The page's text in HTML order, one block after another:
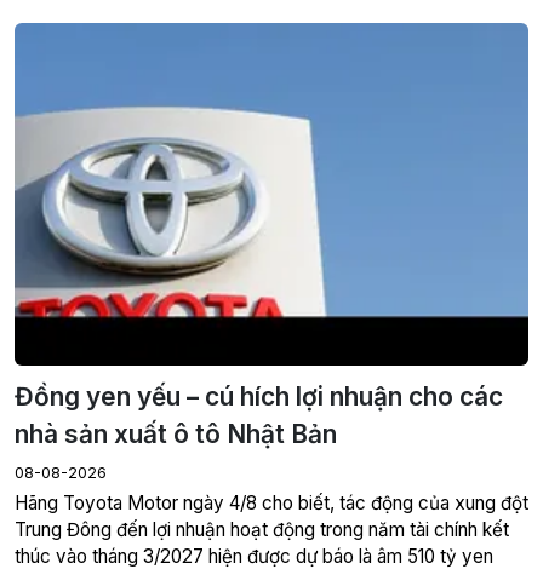
Đồng yen yếu – cú hích lợi nhuận cho các
nhà sản xuất ô tô Nhật Bản
08-08-2026
Hãng Toyota Motor ngày 4/8 cho biết, tác động của xung đột
Trung Đông đến lợi nhuận hoạt động trong năm tài chính kết
thúc vào tháng 3/2027 hiện được dự báo là âm 510 tỷ yen